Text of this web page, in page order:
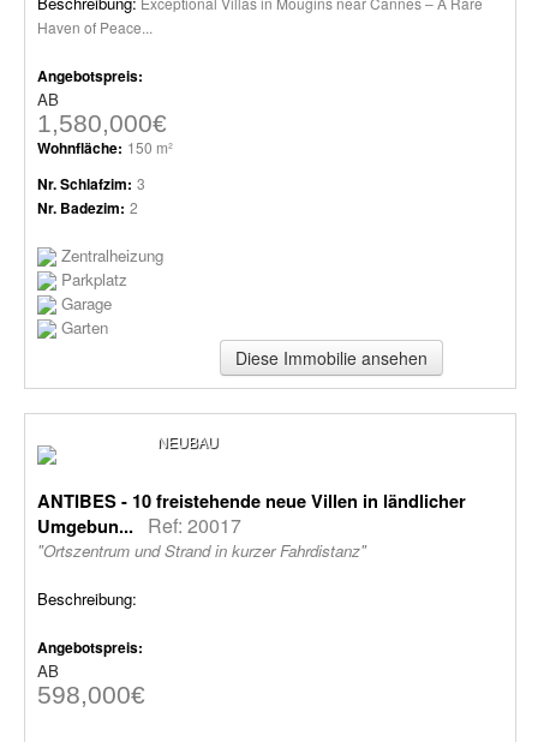
Haven of Peace...
Angebotspreis:
AB
1,580,000€
Wohnfläche: 150 m²
Nr. Schlafzim: 3
Nr. Badezim: 2
Zentralheizung
Parkplatz
Garage
Garten
Diese Immobilie ansehen
NEUBAU
ANTIBES - 10 freistehende neue Villen in ländlicher
Umgebun...
Ref: 20017
"Ortszentrum und Strand in kurzer Fahrdistanz"
Beschreibung:
Angebotspreis:
AB
598,000€